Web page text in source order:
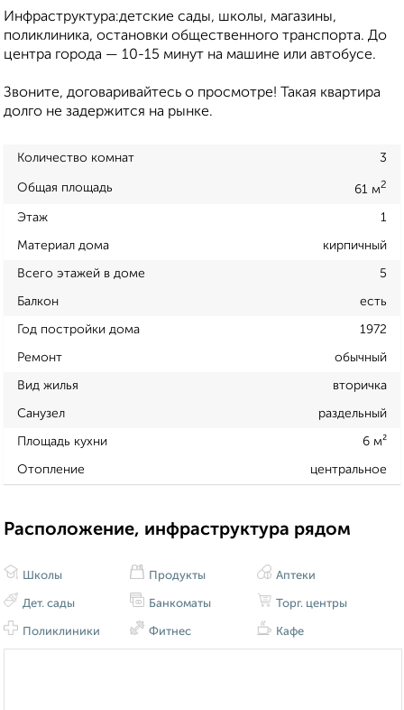
Инфраструктура:детские сады, школы, магазины,
поликлиника, остановки общественного транспорта. До
центра города — 10-15 минут на машине или автобусе.
Звоните, договаривайтесь о просмотре! Такая квартира
долго не задержится на рынке.
Количество комнат 3
Общая площадь 61 м2
Этаж 1
Материал дома кирпичный
Всего этажей в доме 5
Балкон есть
Год постройки дома 1972
Ремонт обычный
Вид жилья вторичка
Санузел раздельный
Площадь кухни 6 м²
Отопление центральное
Расположение, инфраструктура рядом
Школы
Дет. сады
Поликлиники
Продукты
Банкоматы
Фитнес
Аптеки
Торг. центры
Кафе